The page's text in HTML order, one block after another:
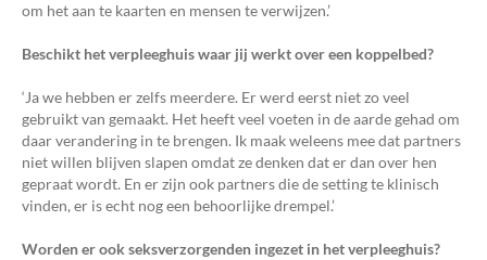
om het aan te kaarten en mensen te verwijzen.’
Beschikt het verpleeghuis waar jij werkt over een koppelbed?
‘Ja we hebben er zelfs meerdere. Er werd eerst niet zo veel
gebruikt van gemaakt. Het heeft veel voeten in de aarde gehad om
daar verandering in te brengen. Ik maak weleens mee dat partners
niet willen blijven slapen omdat ze denken dat er dan over hen
gepraat wordt. En er zijn ook partners die de setting te klinisch
vinden, er is echt nog een behoorlijke drempel.’
Worden er ook seksverzorgenden ingezet in het verpleeghuis?